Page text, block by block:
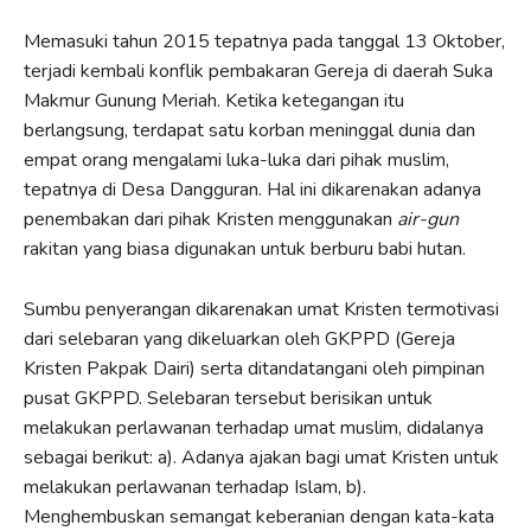
Memasuki tahun 2015 tepatnya pada tanggal 13 Oktober,
terjadi kembali konflik pembakaran Gereja di daerah Suka
Makmur Gunung Meriah. Ketika ketegangan itu
berlangsung, terdapat satu korban meninggal dunia dan
empat orang mengalami luka-luka dari pihak muslim,
tepatnya di Desa Dangguran. Hal ini dikarenakan adanya
penembakan dari pihak Kristen menggunakan air-gun
rakitan yang biasa digunakan untuk berburu babi hutan.
Sumbu penyerangan dikarenakan umat Kristen termotivasi
dari selebaran yang dikeluarkan oleh GKPPD (Gereja
Kristen Pakpak Dairi) serta ditandatangani oleh pimpinan
pusat GKPPD. Selebaran tersebut berisikan untuk
melakukan perlawanan terhadap umat muslim, didalanya
sebagai berikut: a). Adanya ajakan bagi umat Kristen untuk
melakukan perlawanan terhadap Islam, b).
Menghembuskan semangat keberanian dengan kata-kata